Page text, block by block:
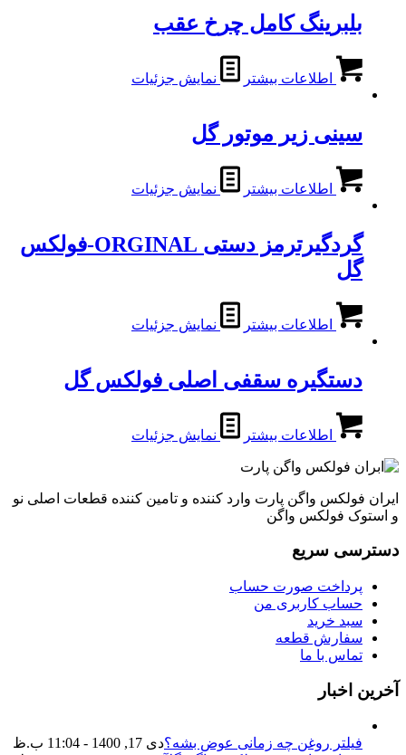
بلبرینگ کامل چرخ عقب
اطلاعات بیشتر نمایش جزئیات
سینی زیر موتور گل
اطلاعات بیشتر نمایش جزئیات
گردگیرترمز دستی ORGINAL-فولکس
گل
اطلاعات بیشتر نمایش جزئیات
دستگیره سقفی اصلی فولکس گل
اطلاعات بیشتر نمایش جزئیات
ایران فولکس واگن پارت وارد کننده و تامین کننده قطعات اصلی نو
و استوک فولکس واگن
دسترسی سریع
پرداخت صورت حساب
حساب کاربری من
سبد خرید
سفارش قطعه
تماس با ما
آخرین اخبار
فیلتر روغن چه زمانی عوض بشه؟دی 17, 1400 - 11:04 ب.ظ